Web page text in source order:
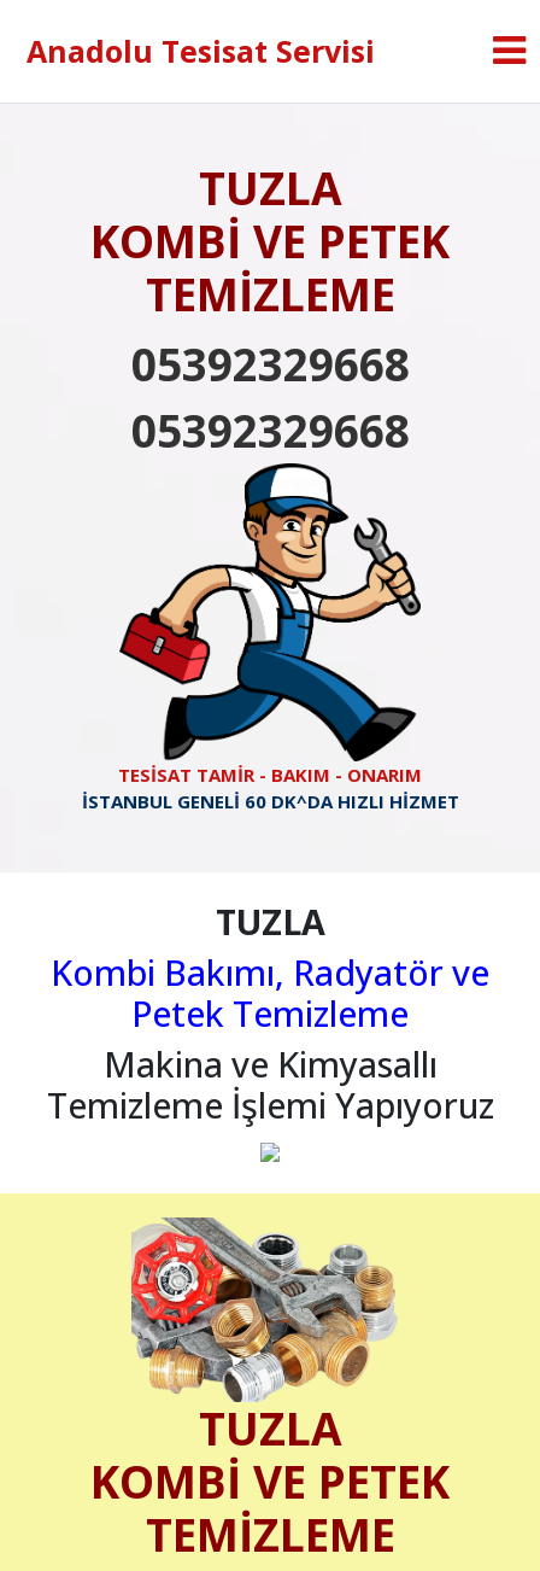
Anadolu Tesisat Servisi
TUZLA
KOMBİ VE PETEK
TEMİZLEME
05392329668
05392329668
TESİSAT TAMİR - BAKIM - ONARIM
İSTANBUL GENELİ 60 DK^DA HIZLI HİZMET
TUZLA
Kombi Bakımı, Radyatör ve
Petek Temizleme
Makina ve Kimyasallı
Temizleme İşlemi Yapıyoruz
TUZLA
KOMBİ VE PETEK
TEMİZLEME